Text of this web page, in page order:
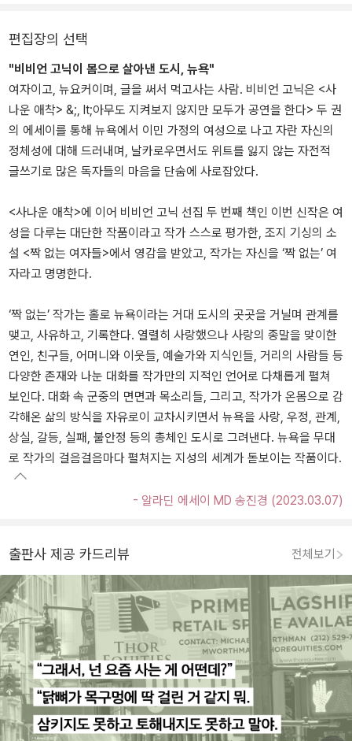
편집장의 선택
"비비언 고닉이 몸으로 살아낸 도시, 뉴욕"
여자이고, 뉴요커이며, 글을 써서 먹고사는 사람. 비비언 고닉은 <사
나운 애착> &;, lt;아무도 지켜보지 않지만 모두가 공연을 한다> 두 권
의 에세이를 통해 뉴욕에서 이민 가정의 여성으로 나고 자란 자신의
정체성에 대해 드러내며, 날카로우면서도 위트를 잃지 않는 자전적
글쓰기로 많은 독자들의 마음을 단숨에 사로잡았다.
<사나운 애착>에 이어 비비언 고닉 선집 두 번째 책인 이번 신작은 여
성을 다루는 대단한 작품이라고 작가 스스로 평가한, 조지 기싱의 소
설 <짝 없는 여자들>에서 영감을 받았고, 작가는 자신을 ‘짝 없는’ 여
자라고 명명한다.
‘짝 없는’ 작가는 홀로 뉴욕이라는 거대 도시의 곳곳을 거닐며 관계를
맺고, 사유하고, 기록한다. 열렬히 사랑했으나 사랑의 종말을 맞이한
연인, 친구들, 어머니와 이웃들, 예술가와 지식인들, 거리의 사람들 등
다양한 존재와 나눈 대화를 작가만의 지적인 언어로 다채롭게 펼쳐
보인다. 대화 속 군중의 면면과 목소리들, 그리고, 작가가 온몸으로 감
각해온 삶의 방식을 자유로이 교차시키면서 뉴욕을 사랑, 우정, 관계,
상실, 갈등, 실패, 불안정 등의 총체인 도시로 그려낸다. 뉴욕을 무대
로 작가의 걸음걸음마다 펼쳐지는 지성의 세계가 돋보이는 작품이다.
- 알라딘 에세이 MD 송진경 (2023.03.07)
출판사 제공 카드리뷰 전체보기